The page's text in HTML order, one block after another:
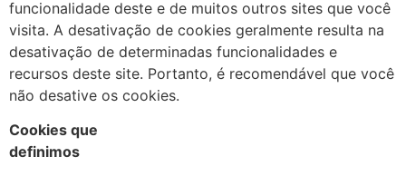
funcionalidade deste e de muitos outros sites que você
visita. A desativação de cookies geralmente resulta na
desativação de determinadas funcionalidades e
recursos deste site. Portanto, é recomendável que você
não desative os cookies.
Cookies que
definimos